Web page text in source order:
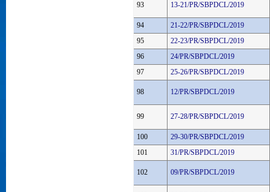
93 13-21/PR/SBPDCL/2019
94
21-22/PR/SBPDCL/2019
95
22-23/PR/SBPDCL/2019
96
24/PR/SBPDCL/2019
97
25-26/PR/SBPDCL/2019
98 12/PR/SBPDCL/2019
99 27-28/PR/SBPDCL/2019
100
29-30/PR/SBPDCL/2019
101
31/PR/SBPDCL/2019
102 09/PR/SBPDCL/2019